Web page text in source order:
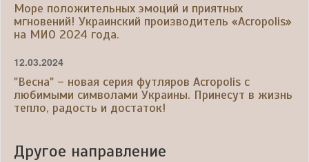
Море положительных эмоций и приятных
мгновений! Украинский производитель «Acropolis»
на МИО 2024 года.
12.03.2024
"Весна" – новая серия футляров Acropolis с
любимыми символами Украины. Принесут в жизнь
тепло, радость и достаток!
Другое направление